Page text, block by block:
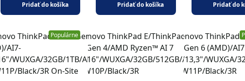
Pridať do košíka Pridať do košíka Pridať do
Populárne